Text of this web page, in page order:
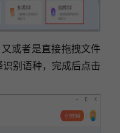
又或者是直接拖拽文件
识别语种，完成后点击